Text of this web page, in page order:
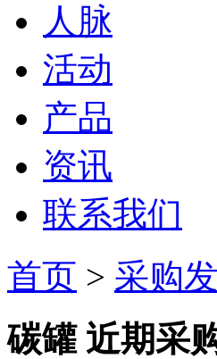
人脉
活动
产品
资讯
联系我们
首页 > 采购
碳罐 近期采